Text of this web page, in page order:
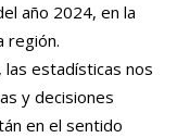
año 2024, en la
región.
estadísticas nos
y decisiones
en el sentido